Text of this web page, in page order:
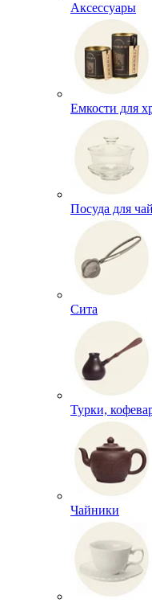
Аксессуары
Емкости для
Посуда для
Сита
Турки,
Чайники